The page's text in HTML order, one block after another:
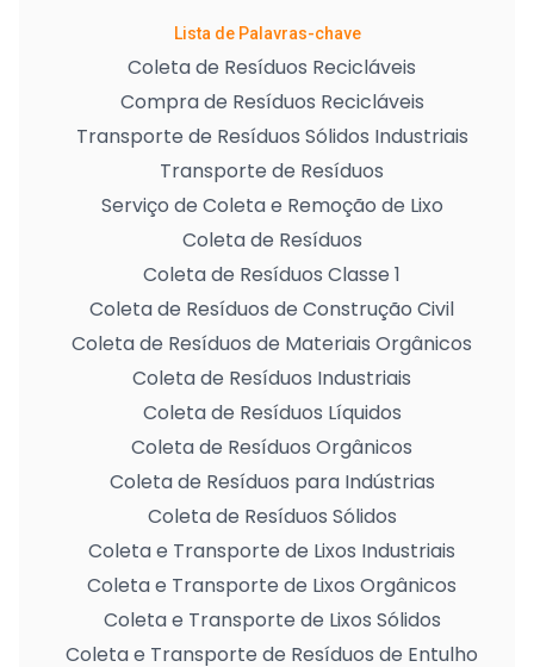
Lista de Palavras-chave
Coleta de Resíduos Recicláveis
Compra de Resíduos Recicláveis
Transporte de Resíduos Sólidos Industriais
Transporte de Resíduos
Serviço de Coleta e Remoção de Lixo
Coleta de Resíduos
Coleta de Resíduos Classe 1
Coleta de Resíduos de Construção Civil
Coleta de Resíduos de Materiais Orgânicos
Coleta de Resíduos Industriais
Coleta de Resíduos Líquidos
Coleta de Resíduos Orgânicos
Coleta de Resíduos para Indústrias
Coleta de Resíduos Sólidos
Coleta e Transporte de Lixos Industriais
Coleta e Transporte de Lixos Orgânicos
Coleta e Transporte de Lixos Sólidos
Coleta e Transporte de Resíduos de Entulho